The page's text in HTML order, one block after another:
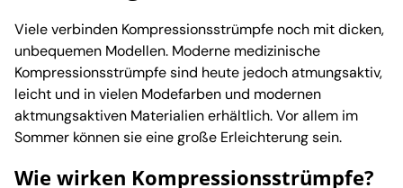
Viele verbinden Kompressionsstrümpfe noch mit dicken,
unbequemen Modellen. Moderne medizinische
Kompressionsstrümpfe sind heute jedoch atmungsaktiv,
leicht und in vielen Modefarben und modernen
aktmungsaktiven Materialien erhältlich. Vor allem im
Sommer können sie eine große Erleichterung sein.
Wie wirken Kompressionsstrümpfe?